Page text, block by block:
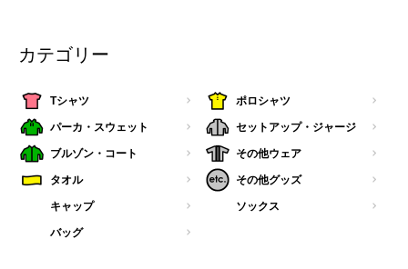
カテゴリー
Tシャツ ポロシャツ
パーカ・スウェット セットアップ・ジャージ
ブルゾン・コート その他ウェア
タオル その他グッズ
キャップ ソックス
バッグ